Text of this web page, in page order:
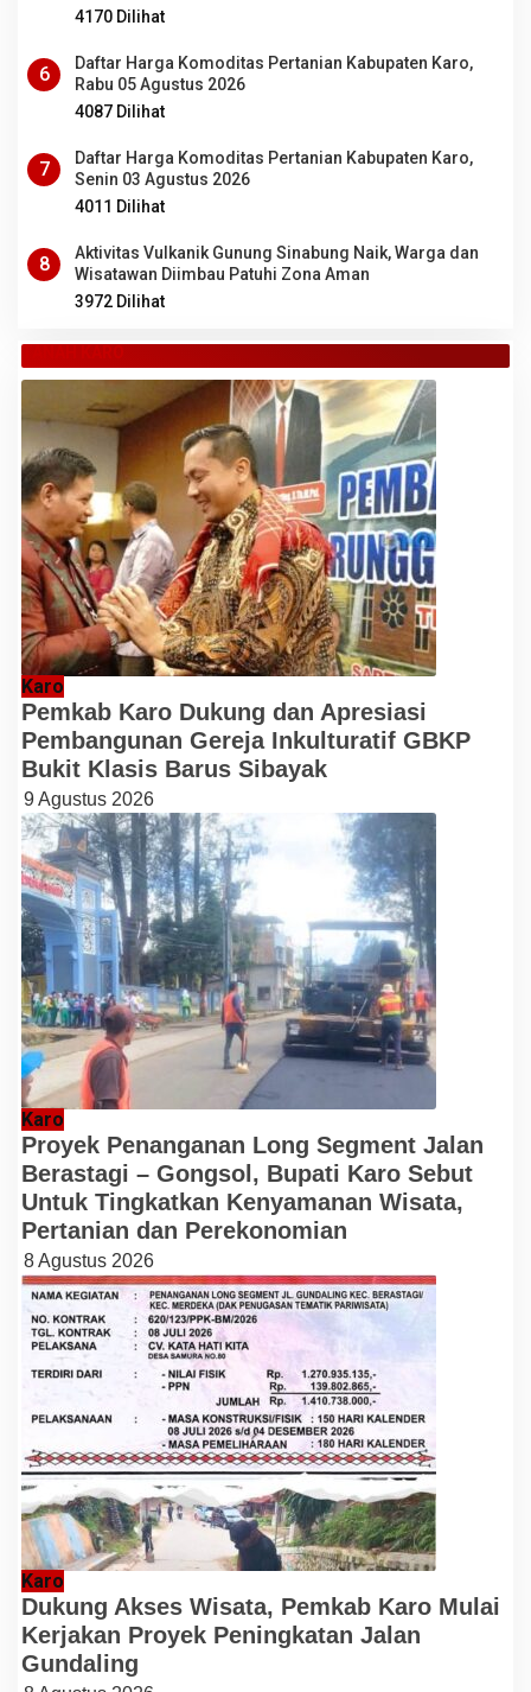
4170 Dilihat
6
Daftar Harga Komoditas Pertanian Kabupaten Karo,
Rabu 05 Agustus 2026
4087 Dilihat
7
Daftar Harga Komoditas Pertanian Kabupaten Karo,
Senin 03 Agustus 2026
4011 Dilihat
8
Aktivitas Vulkanik Gunung Sinabung Naik, Warga dan
Wisatawan Diimbau Patuhi Zona Aman
3972 Dilihat
TANAH KARO
Karo
Pemkab Karo Dukung dan Apresiasi
Pembangunan Gereja Inkulturatif GBKP
Bukit Klasis Barus Sibayak
9 Agustus 2026
Karo
Proyek Penanganan Long Segment Jalan
Berastagi – Gongsol, Bupati Karo Sebut
Untuk Tingkatkan Kenyamanan Wisata,
Pertanian dan Perekonomian
8 Agustus 2026
Karo
Dukung Akses Wisata, Pemkab Karo Mulai
Kerjakan Proyek Peningkatan Jalan
Gundaling